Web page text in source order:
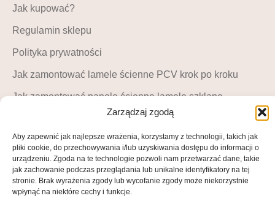
Zarządzaj zgodą
Aby zapewnić jak najlepsze wrażenia, korzystamy z technologii, takich jak
pliki cookie, do przechowywania i/lub uzyskiwania dostępu do informacji o
urządzeniu. Zgoda na te technologie pozwoli nam przetwarzać dane, takie
jak zachowanie podczas przeglądania lub unikalne identyfikatory na tej
stronie. Brak wyrażenia zgody lub wycofanie zgody może niekorzystnie
wpłynąć na niektóre cechy i funkcje.
Jak kupować?
Regulamin sklepu
Polityka prywatności
Jak zamontować lamele ścienne PCV krok po kroku
Jak zamontować panele ścienne lamele szklane –
instrukcja krok po kroku
MOJE KONTO
Moje konto
Blog LuckyDekor
Lista życzeń